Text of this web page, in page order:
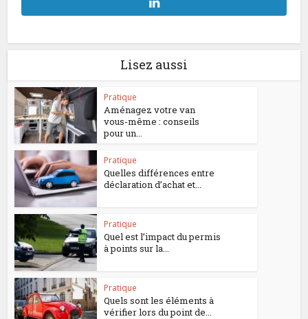
Lisez aussi
Pratique
Aménagez votre van
vous-même : conseils
pour un...
Pratique
Quelles différences entre
déclaration d’achat et...
Pratique
Quel est l’impact du permis
à points sur la...
Pratique
Quels sont les éléments à
vérifier lors du point de...